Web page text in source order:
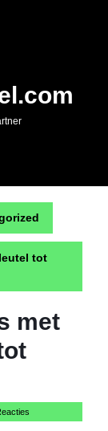
tot
met